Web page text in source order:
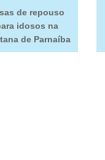
de repouso
idosos na
de Parnaíba